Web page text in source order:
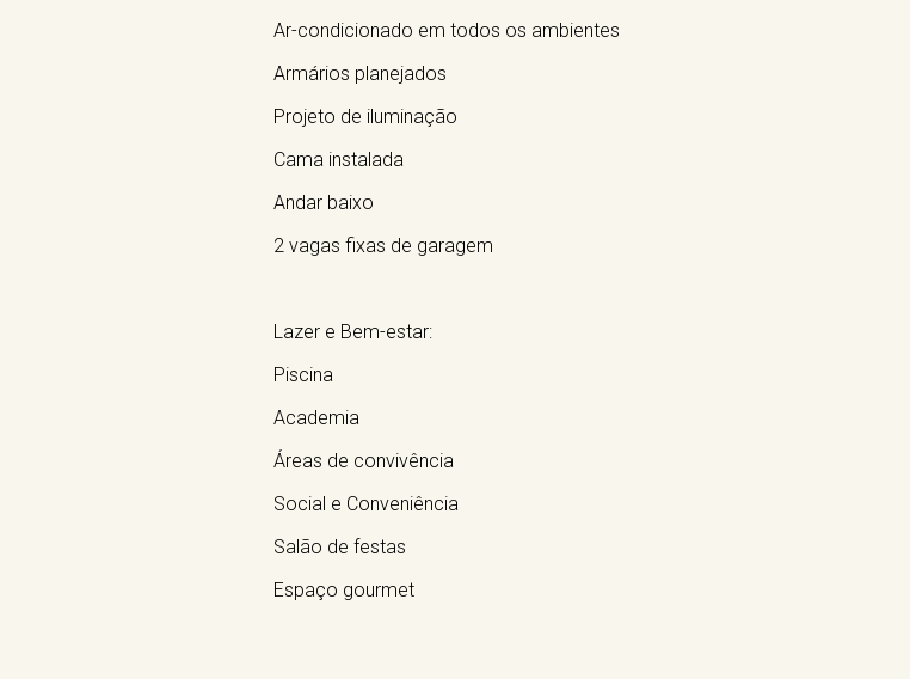
Ar-condicionado em todos os ambientes
Armários planejados
Projeto de iluminação
Cama instalada
Andar baixo
2 vagas fixas de garagem
Lazer e Bem-estar:
Piscina
Academia
Áreas de convivência
Social e Conveniência
Salão de festas
Espaço gourmet